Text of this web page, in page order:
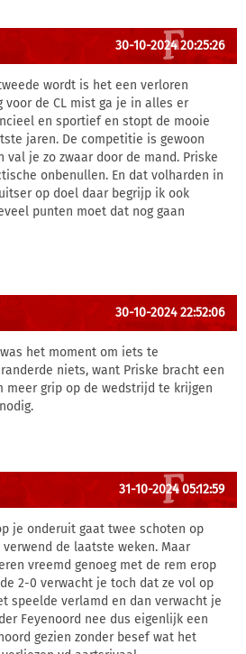
30-10-2024 20:25:26
wordt is het een verloren
voor de CL mist ga je in alles er
en sportief en stopt de mooie
jaren. De competitie is gewoon
val je zo zwaar door de mand. Priske
onbenullen. En dat volharden in
op doel daar begrijp ik ook
punten moet dat nog gaan
30-10-2024 22:52:06
het moment om iets te
niets, want Priske bracht een
meer grip op de wedstrijd te krijgen
31-10-2024 05:12:59
je onderuit gaat twee schoten op
de laatste weken. Maar
vreemd genoeg met de rem erop
2-0 verwacht je toch dat ze vol op
speelde verlamd en dan verwacht je
Feyenoord nee dus eigenlijk een
gezien zonder besef wat het